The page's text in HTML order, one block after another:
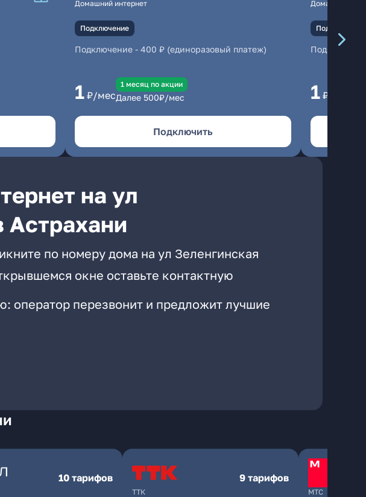
Домашний интернет
Подключение
Подключение - 400 ₽ (единоразовый платеж)
1 ₽/мес
1 месяц по акции
Далее 500₽/мес
Подключить
Домашний
Подключение
1 ₽/мес
на ул
Астрахани
по номеру дома на ул Зеленгинская
окне оставьте контактную
оператор перезвонит и предложит лучшие
10 тарифов
ТТК
9 тарифов
МТС